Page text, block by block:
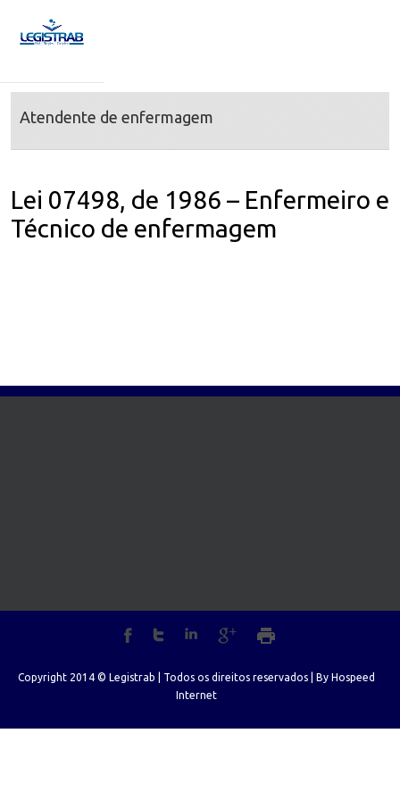
Atendente de enfermagem
Lei 07498, de 1986 – Enfermeiro e
Técnico de enfermagem
Copyright 2014 © Legistrab | Todos os direitos reservados | By Hospeed
Internet